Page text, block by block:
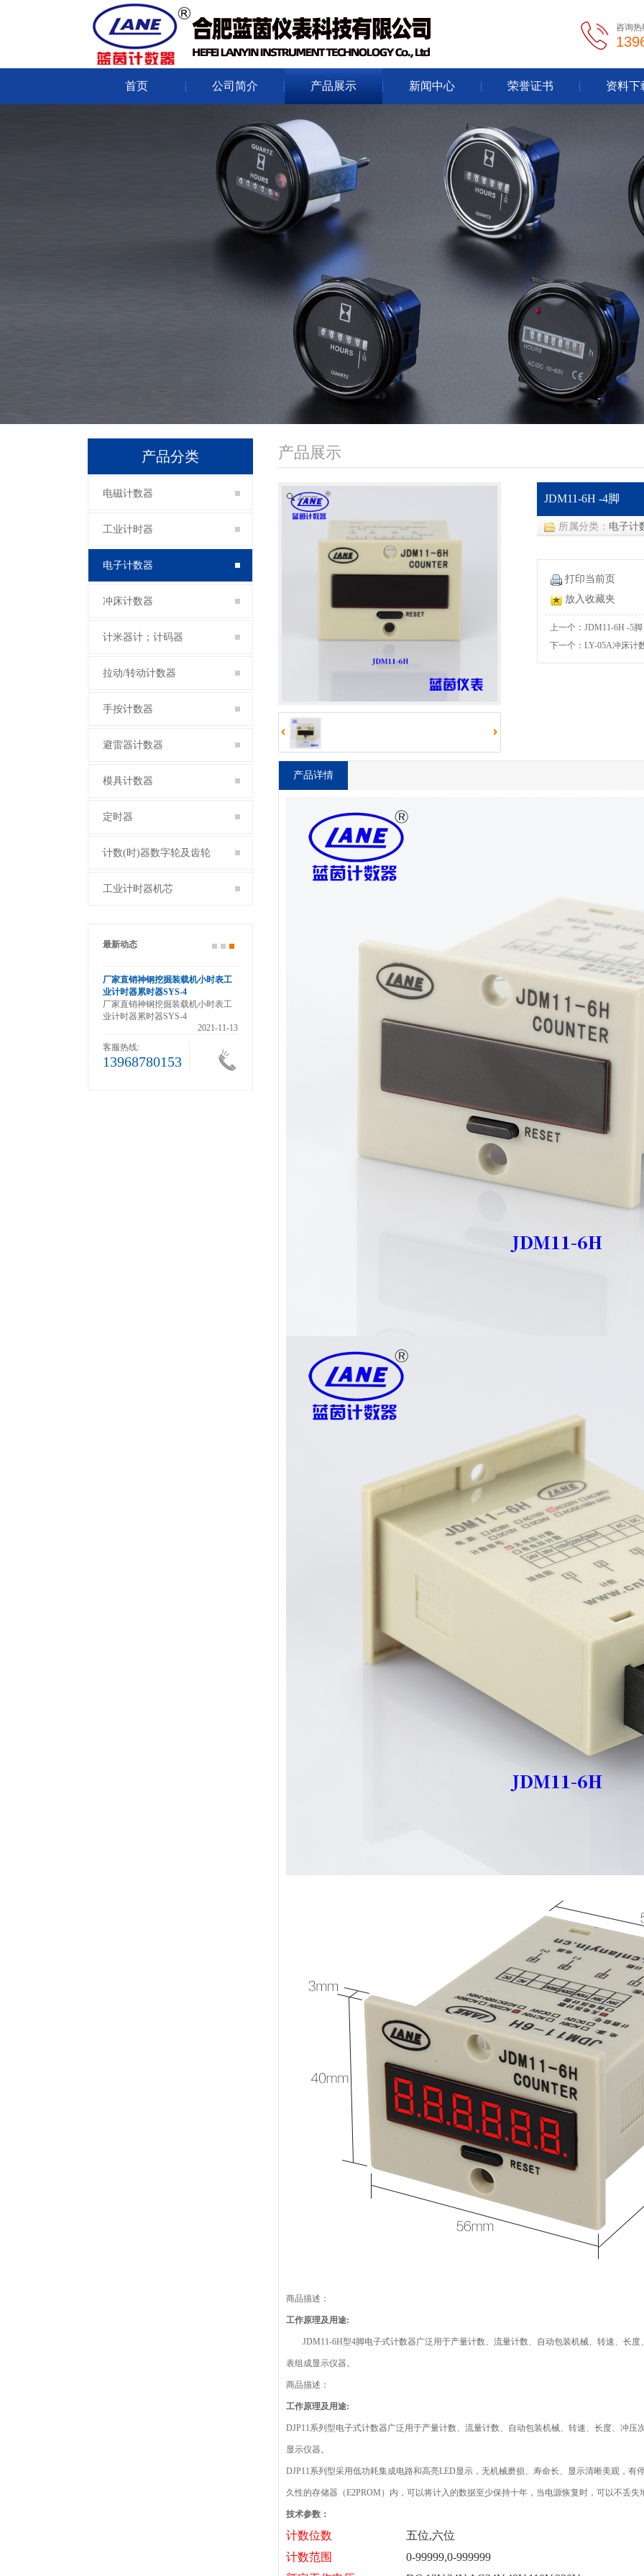
咨询热
首页 公司简介 产品展示 新闻中心 荣誉证书 资料下
产品分类
电磁计数器
工业计时器
电子计数器
冲床计数器
计米器计；计码器
拉动/转动计数器
手按计数器
避雷器计数器
模具计数器
定时器
计数(时)器数字轮及齿轮
工业计时器机芯
最新动态
厂家直销神钢挖掘装载机小时表工
业计时器累时器SYS-4
厂家直销神钢挖掘装载机小时表工
业计时器累时器SYS-4
2021-11-13
客服热线:
13968780153
产品展示
Zoom JDM11-6H -4脚
所属分类： 电子计
打印当前页
放入收藏夹
上一个：JDM11-6H -5脚
下一个：LY-05A冲床计
产品详情
商品描述：
工作原理及用途:
JDM11-6H型4脚电子式计数器广泛用于产量计数、流量计数、自动包装机械、转速、长
表组成显示仪器。
商品描述：
工作原理及用途:
DJP11系列型电子式计数器广泛用于产量计数、流量计数、自动包装机械、转速、长度、冲
显示仪器。
DJP11系列型采用低功耗集成电路和高亮LED显示，无机械磨损、寿命长、显示清晰美观，
久性的存储器（E2PROM）内，可以将计入的数据至少保持十年，当电源恢复时，可以不丢失
技术参数：
计数位数
五位,六位
计数范围
0-99999,0-999999